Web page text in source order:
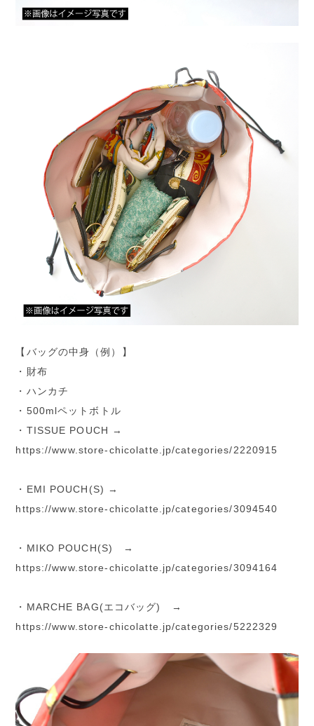
【バッグの中身（例）】
・財布
・ハンカチ
・500mlペットボトル
・TISSUE POUCH →
https://www.store-chicolatte.jp/categories/2220915
・EMI POUCH(S) →
https://www.store-chicolatte.jp/categories/3094540
・MIKO POUCH(S) →
https://www.store-chicolatte.jp/categories/3094164
・MARCHE BAG(エコバッグ) →
https://www.store-chicolatte.jp/categories/5222329